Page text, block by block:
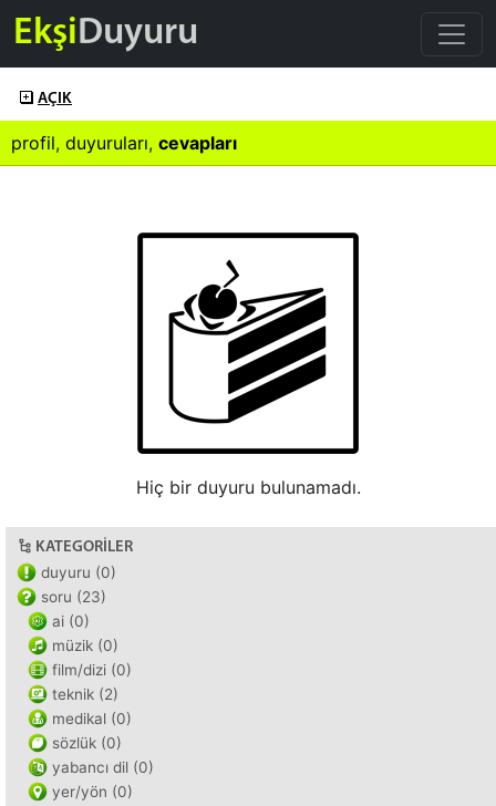
EkşiDuyuru
AÇIK
profil, duyuruları, cevapları
Hiç bir duyuru bulunamadı.
KATEGORILER
duyuru (0)
soru (23)
ai (0)
müzik (0)
film/dizi (0)
teknik (2)
medikal (0)
sözlük (0)
yabancı dil (0)
yer/yön (0)